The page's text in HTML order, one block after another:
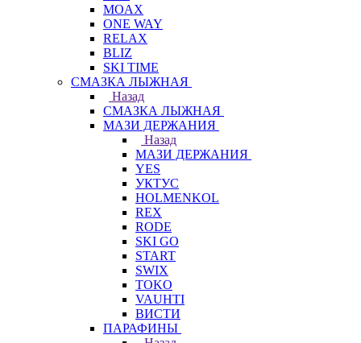
MOAX
ONE WAY
RELAX
BLIZ
SKI TIME
СМАЗКА ЛЫЖНАЯ
Назад
СМАЗКА ЛЫЖНАЯ
МАЗИ ДЕРЖАНИЯ
Назад
МАЗИ ДЕРЖАНИЯ
YES
УКТУС
HOLMENKOL
REX
RODE
SKI GO
START
SWIX
TOKO
VAUHTI
ВИСТИ
ПАРАФИНЫ